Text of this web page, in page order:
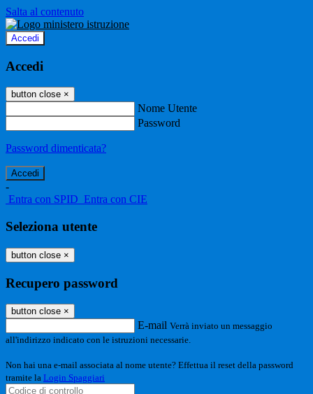
Salta al contenuto
Accedi
Accedi
button close ×
Nome Utente
Password
Password dimenticata?
-
Entra con SPID Entra con CIE
Seleziona utente
button close ×
Recupero password
button close ×
E-mail Verrà inviato un messaggio
all'indirizzo indicato con le istruzioni necessarie.
Non hai una e-mail associata al nome utente? Effettua il reset della password
tramite la Login Spaggiari